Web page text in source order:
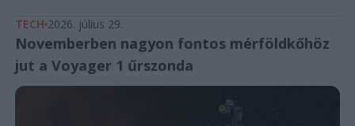
TECH 2026. július 29.
Novemberben nagyon fontos mérföldkőhöz
jut a Voyager 1 űrszonda